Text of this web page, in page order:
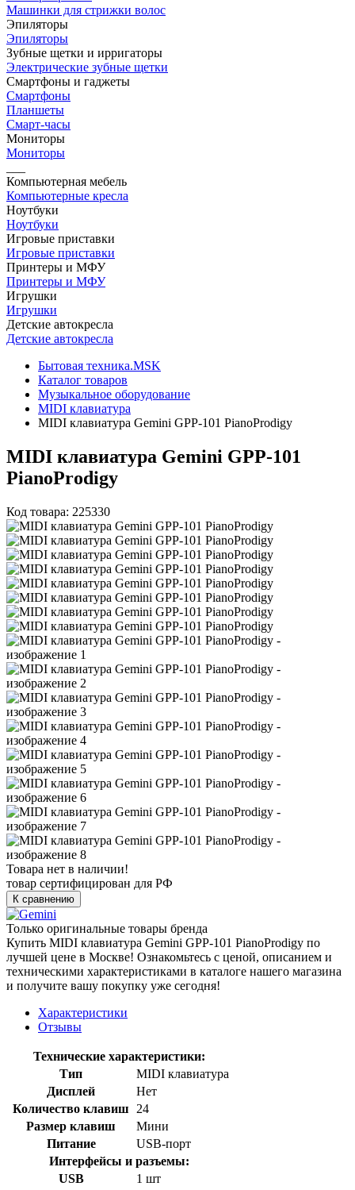
Машинки для стрижки волос
Эпиляторы
Эпиляторы
Зубные щетки и ирригаторы
Электрические зубные щетки
Смартфоны и гаджеты
Смартфоны
Планшеты
Смарт-часы
Мониторы
Мониторы
Компьютерная мебель
Компьютерные кресла
Ноутбуки
Ноутбуки
Игровые приставки
Игровые приставки
Принтеры и МФУ
Принтеры и МФУ
Игрушки
Игрушки
Детские автокресла
Детские автокресла
Бытовая техника.MSK
Каталог товаров
Музыкальное оборудование
MIDI клавиатура
MIDI клавиатура Gemini GPP-101 PianoProdigy
MIDI клавиатура Gemini GPP-101
PianoProdigy
Код товара: 225330
Товара нет в наличии!
товар сертифицирован для РФ
К сравнению
Только оригинальные товары бренда
Купить MIDI клавиатура Gemini GPP-101 PianoProdigy по
лучшей цене в Москве! Ознакомьтесь с ценой, описанием и
техническими характеристиками в каталоге нашего магазина
и получите вашу покупку уже сегодня!
Характеристики
Отзывы
Технические характеристики:
Тип
MIDI клавиатура
Дисплей
Нет
Количество клавиш
24
Размер клавиш
Мини
Питание
USB-порт
Интерфейсы и разъемы:
USB
1 шт